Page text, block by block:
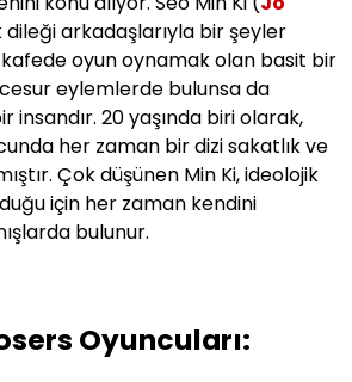
dileği arkadaşlarıyla bir şeyler
oyun oynamak olan basit bir
eylemlerde bulunsa da
insandır. 20 yaşında biri olarak,
her zaman bir dizi sakatlık ve
Çok düşünen Min Ki, ideolojik
için her zaman kendini
bulunur.
Oyuncuları: